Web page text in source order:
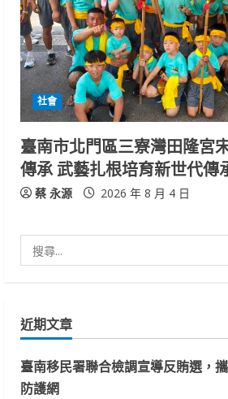
社會
臺南市北門區三寮灣田隆宮
傳承 武藝扎根培育新世代傳
蔡 永源 2026 年 8 月 4 日
尋
字:
近期文章
臺南移民署聯合檢調宣導反賄選，
防護網